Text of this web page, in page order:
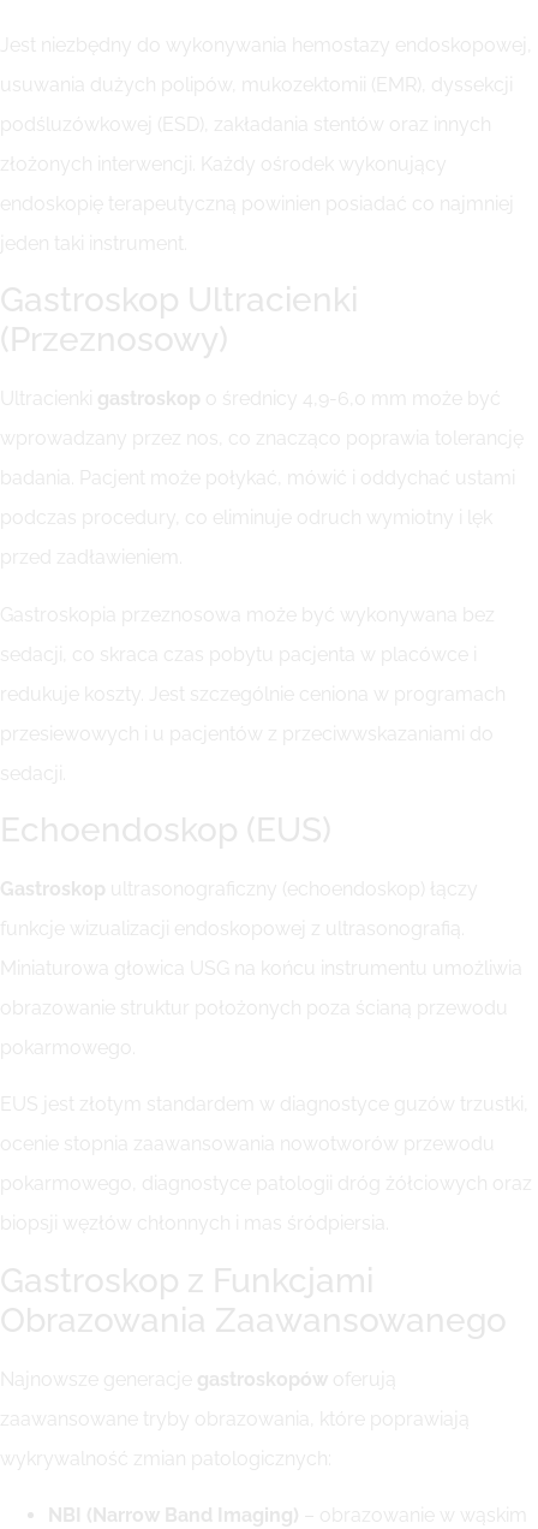
Jest niezbędny do wykonywania hemostazy endoskopowej,
usuwania dużych polipów, mukozektomii (EMR), dyssekcji
podśluzówkowej (ESD), zakładania stentów oraz innych
złożonych interwencji. Każdy ośrodek wykonujący
endoskopię terapeutyczną powinien posiadać co najmniej
jeden taki instrument.
Gastroskop Ultracienki
(Przeznosowy)
Ultracienki gastroskop o średnicy 4,9-6,0 mm może być
wprowadzany przez nos, co znacząco poprawia tolerancję
badania. Pacjent może połykać, mówić i oddychać ustami
podczas procedury, co eliminuje odruch wymiotny i lęk
przed zadławieniem.
Gastroskopia przeznosowa może być wykonywana bez
sedacji, co skraca czas pobytu pacjenta w placówce i
redukuje koszty. Jest szczególnie ceniona w programach
przesiewowych i u pacjentów z przeciwwskazaniami do
sedacji.
Echoendoskop (EUS)
Gastroskop ultrasonograficzny (echoendoskop) łączy
funkcje wizualizacji endoskopowej z ultrasonografią.
Miniaturowa głowica USG na końcu instrumentu umożliwia
obrazowanie struktur położonych poza ścianą przewodu
pokarmowego.
EUS jest złotym standardem w diagnostyce guzów trzustki,
ocenie stopnia zaawansowania nowotworów przewodu
pokarmowego, diagnostyce patologii dróg żółciowych oraz
biopsji węzłów chłonnych i mas śródpiersia.
Gastroskop z Funkcjami
Obrazowania Zaawansowanego
Najnowsze generacje gastroskopów oferują
zaawansowane tryby obrazowania, które poprawiają
wykrywalność zmian patologicznych:
NBI (Narrow Band Imaging) – obrazowanie w wąskim